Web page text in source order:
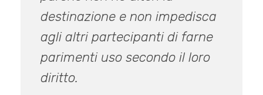
destinazione e non impedisca
agli altri partecipanti di farne
parimenti uso secondo il loro
diritto.